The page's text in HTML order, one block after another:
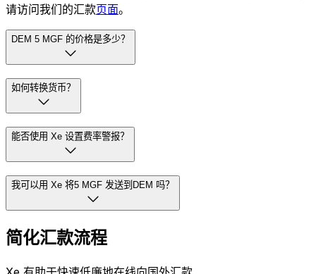
请访问我们的汇款页面。
DEM 5 MGF 的价格是多少？
如何转换货币？
能否使用 Xe 设置费率警报？
我可以用 Xe 将5 MGF 发送到DEM 吗？
简化汇款流程